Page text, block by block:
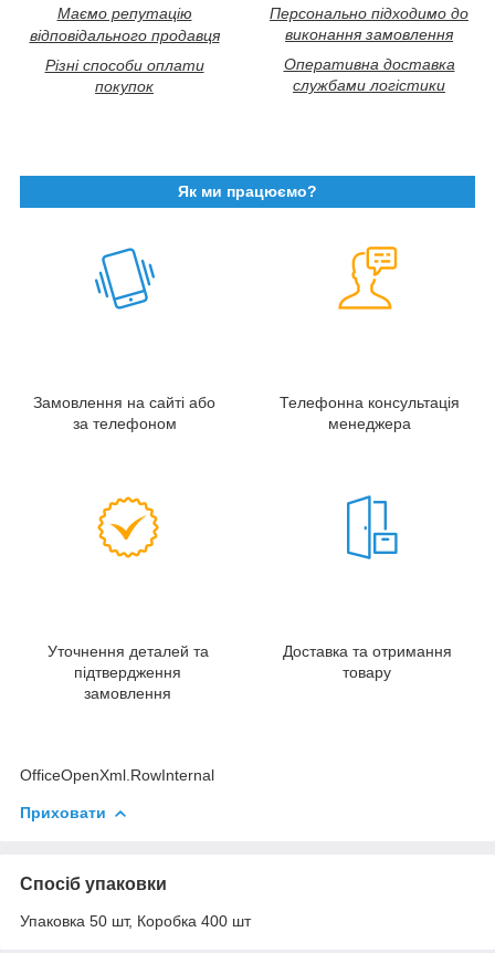
Маємо репутацію
відповідального продавця
Різні способи оплати
покупок
Персонально підходимо до
виконання замовлення
Оперативна доставка
службами логістики
Як ми працюємо?
Замовлення на сайті або
за телефоном
Телефонна консультація
менеджера
Уточнення деталей та
підтвердження
замовлення
Доставка та отримання
товару
OfficeOpenXml.RowInternal
Приховати
Спосіб упаковки
Упаковка 50 шт, Коробка 400 шт